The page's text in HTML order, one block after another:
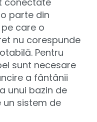
parte din
care o
nu corespunde
Pentru
sunt necesare
a fântânii
unui bazin de
un sistem de